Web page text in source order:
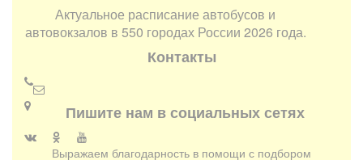
Актуальное расписание автобусов и
автовокзалов в 550 городах России 2026 года.
Контакты
Пишите нам в социальных сетях
Выражаем благодарность в помощи с подбором